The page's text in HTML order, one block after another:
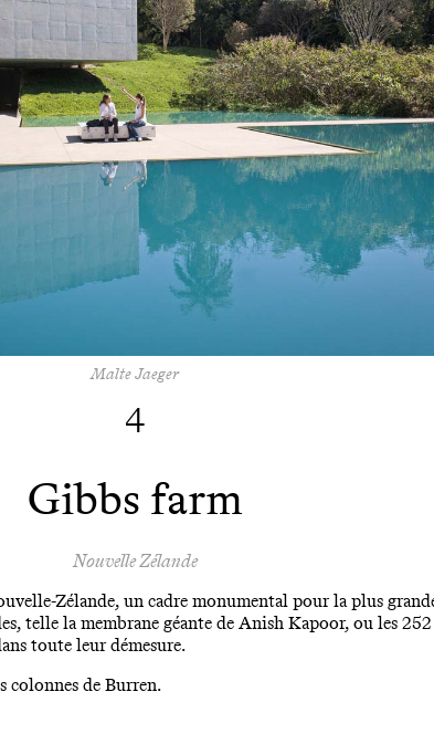
Malte Jaeger
4
Gibbs farm
Nouvelle Zélande
Zélande, un cadre monumental pour la plus
telle la membrane géante de Anish Kapoor, ou les 252
toute leur démesure.
colonnes de Burren.